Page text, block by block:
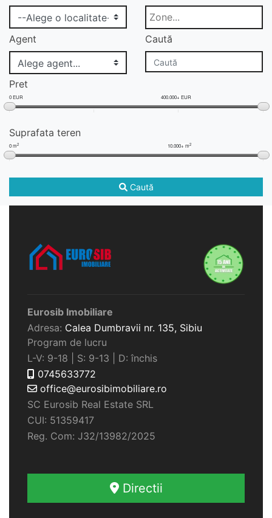
Agent Caută
Pret
0 EUR 400.000+ EUR
Suprafata teren
0 m2 10.000+ m2
Caută
Eurosib Imobiliare
Adresa: Calea Dumbravii nr. 135, Sibiu
Program de lucru
L-V: 9-18 | S: 9-13 | D: închis
0745633772
office@eurosibimobiliare.ro
SC Eurosib Real Estate SRL
CUI: 51359417
Reg. Com: J32/13982/2025
Directii